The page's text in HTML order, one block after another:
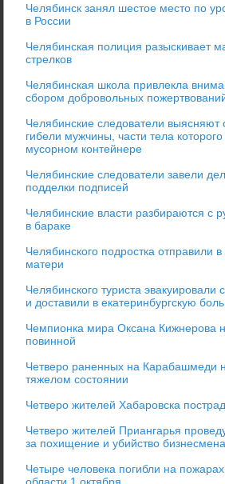
Челябинск занял шестое место по
в России
Челябинская полиция разыскивает
стрелков
Челябинская школа привлекла
сбором добровольных
Челябинские следователи выясняют
гибели мужчины, части тела
мусорном контейнере
Челябинские следователи завели
подделки подписей
Челябинские власти разбираются с
в бараке
Челябинского подростка отправили
матери
Челябинского туриста эвакуировали
и доставили в екатеринбургскую
Чемпионка мира Оксана Кижнерова
повинной
Четверо раненных на Карабашмеди
тяжелом состоянии
Четверо жителей Хабаровска
Четверо жителей Приангарья
за похищение и убийство бизнесмена
Четыре человека погибли на